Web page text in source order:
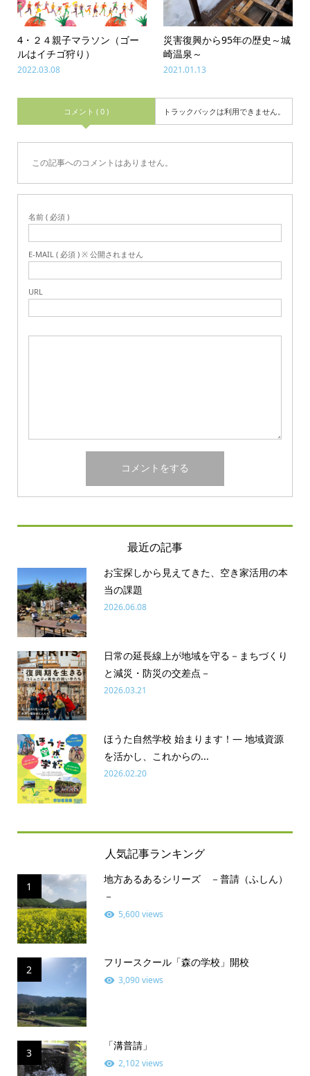
4・２４親子マラソン（ゴー
ルはイチゴ狩り）
2022.03.08
災害復興から95年の歴史～城
崎温泉～
2021.01.13
コメント ( 0 ) トラックバックは利用できません。
この記事へのコメントはありません。
名前 ( 必須 )
E-MAIL ( 必須 ) ※ 公開されません
URL
最近の記事
お宝探しから見えてきた、空き家活用の本
当の課題
2026.06.08
日常の延長線上が地域を守る－まちづくり
と減災・防災の交差点－
2026.03.21
ほうた自然学校 始まります！― 地域資源
を活かし、これからの...
2026.02.20
人気記事ランキング
1
地方あるあるシリーズ －普請（ふしん）
－
5,600 views
2
フリースクール「森の学校」開校
3,090 views
3
「溝普請」
2,102 views